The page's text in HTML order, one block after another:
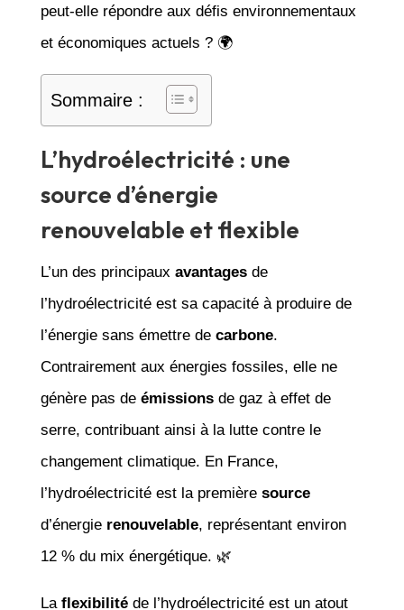
peut-elle répondre aux défis environnementaux
et économiques actuels ? 🌍
Sommaire :
L’hydroélectricité : une
source d’énergie
renouvelable et flexible
L’un des principaux avantagesde
l’hydroélectricité est sa capacité à produire de
l’énergie sans émettre de carbone.
Contrairement aux énergies fossiles, elle ne
génère pas de émissionsde gaz à effet de
serre, contribuant ainsi à la lutte contre le
changement climatique. En France,
l’hydroélectricité est la première source
d’énergie renouvelable, représentant environ
12 % du mix énergétique. 🌿
La flexibilitéde l’hydroélectricité est un atout